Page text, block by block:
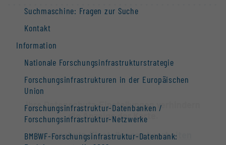
Suchmaschine: Fragen zur Suche
Kontakt
Information
Nationale Forschungs­infrastruktur­strategie
Forschungs­infrastrukturen in der Europäischen
Union
Forschungs­infrastruktur-Datenbanken /
Forschungs­infrastruktur-Netzwerke
BMBWF-Forschungsinfrastruktur-Datenbank:
Ihre Datenschutz-Einstellungen verhindern
die Anzeige der Karte.
Datenschutz-Einstellungen bearbeiten